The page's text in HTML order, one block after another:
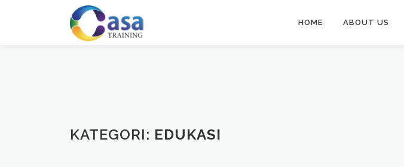
HOME ABOUT US
KATEGORI: EDUKASI